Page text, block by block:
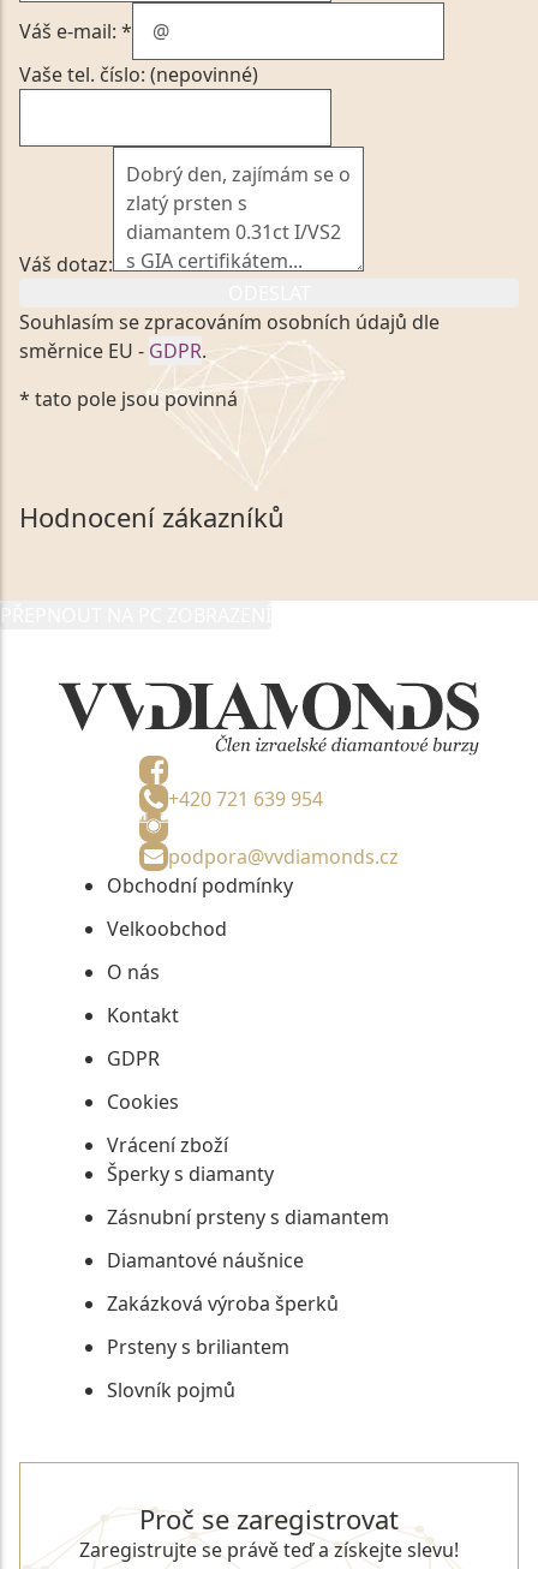
Váš e-mail: *
Vaše tel. číslo: (nepovinné)
Váš dotaz:
Souhlasím se zpracováním osobních údajů dle
směrnice EU - GDPR.
Kliknutím na výše uvedený odkaz, v souladu se
zákonem č. 101/2000 Sb. v platném znění výslovně
souhlasím se zpracováním a uchováním veškerých
mých osobních údajů, které poskytuji prostřednictvím
společnosti VVDiamonds s.r.o., IČO: 05892481. Tyto
údaje poskytuji společnosti VVDiamonds s.r.o., IČO:
* tato pole jsou povinná
Hodnocení zákazníků
+420 721 639 954
podpora@vvdiamonds.cz
Obchodní podmínky
Velkoobchod
O nás
Kontakt
GDPR
Cookies
Vrácení zboží
Šperky s diamanty
Zásnubní prsteny s diamantem
Diamantové náušnice
Zakázková výroba šperků
Prsteny s briliantem
Slovník pojmů
Proč se zaregistrovat
Zaregistrujte se právě teď a získejte slevu!